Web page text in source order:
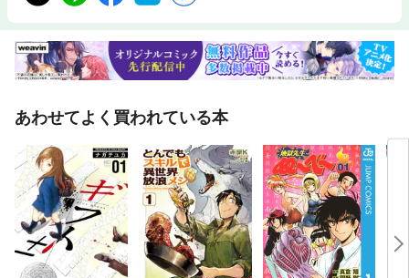
あわせてよく買われている本